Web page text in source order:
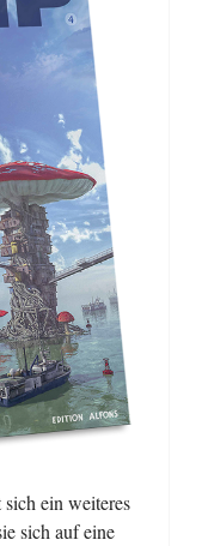
ein weiteres
sich auf eine